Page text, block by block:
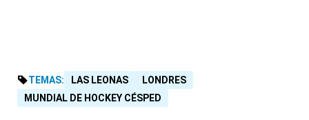
TEMAS: LAS LEONAS
LONDRES
MUNDIAL DE HOCKEY CÉSPED